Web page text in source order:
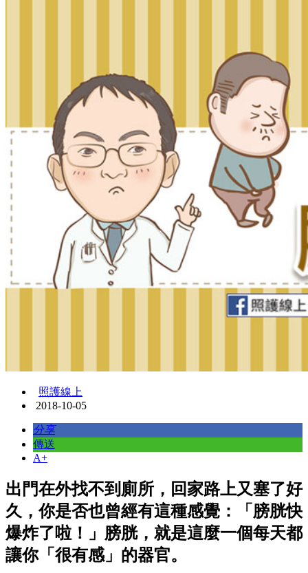
照護線上
2018-10-05
分享
傳送
A+
出門在外找不到廁所，回家路上又塞了好
久，你是否也曾經有這種感覺：「膀胱快
爆炸了啦！」膀胱，就是這麼一個每天都
讓你「很有感」的器官。